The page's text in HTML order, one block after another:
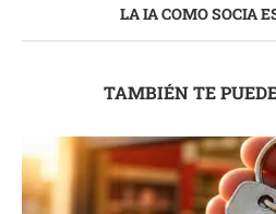
LA IA COMO SOCIA
TAMBIÉN TE